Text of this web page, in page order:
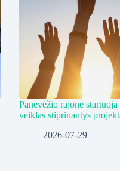
Panevėžio rajone
veiklas stiprinantys
2026-07-29